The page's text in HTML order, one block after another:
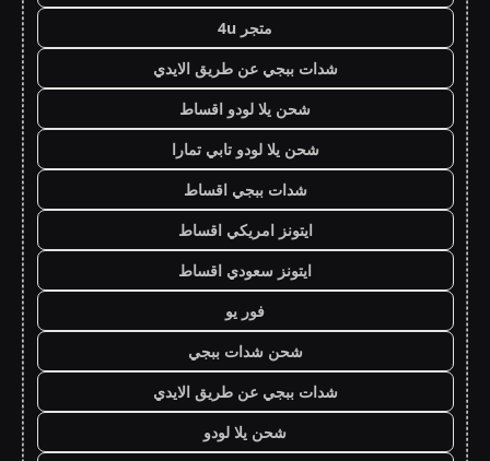
متجر 4u
شدات ببجي عن طريق الايدي
شحن يلا لودو اقساط
شحن يلا لودو تابي تمارا
شدات ببجي اقساط
ايتونز امريكي اقساط
ايتونز سعودي اقساط
فور يو
شحن شدات ببجي
شدات ببجي عن طريق الايدي
شحن يلا لودو